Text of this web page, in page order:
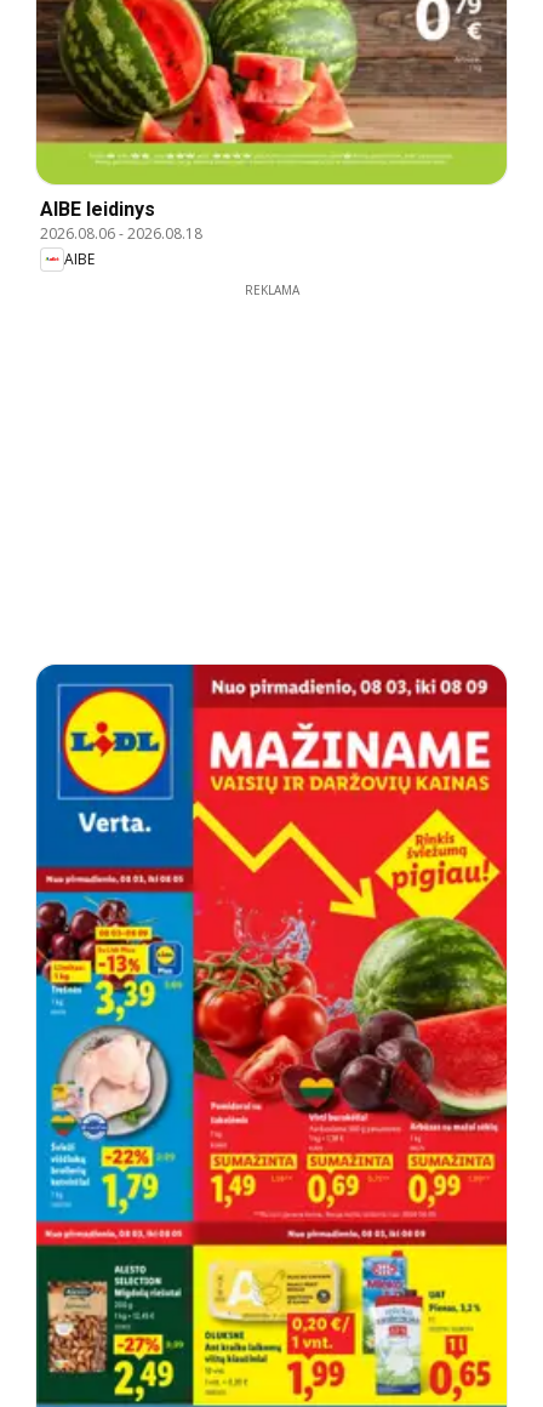
AIBE leidinys
2026.08.06-2026.08.18
AIBE
REKLAMA